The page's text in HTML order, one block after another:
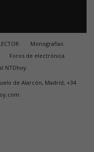
Monografías
Foros de electrónica
NTDhoy
de Alarcón, Madrid, +34